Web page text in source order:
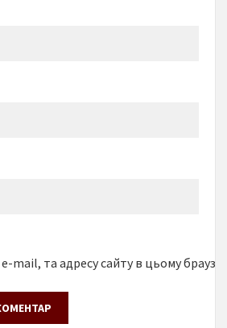
mail, та адресу сайту в цьому